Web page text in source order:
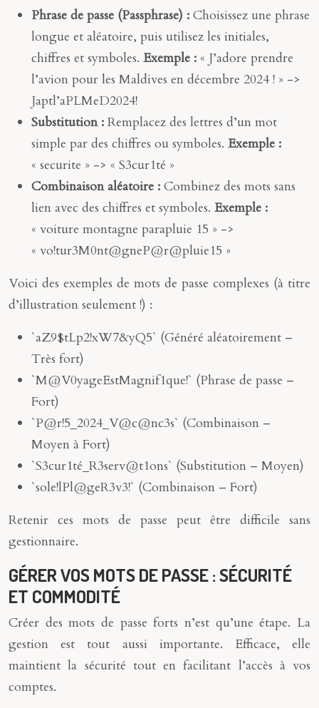
Phrase de passe (Passphrase) : Choisissez une phrase
longue et aléatoire, puis utilisez les initiales,
chiffres et symboles. Exemple : « J’adore prendre
l’avion pour les Maldives en décembre 2024 ! » ->
Japtl’aPLMeD2024!
Substitution : Remplacez des lettres d’un mot
simple par des chiffres ou symboles. Exemple :
« securite » -> « S3cur1té »
Combinaison aléatoire : Combinez des mots sans
lien avec des chiffres et symboles. Exemple :
« voiture montagne parapluie 15 » ->
« vo!tur3M0nt@gneP@r@pluie15 »
Voici des exemples de mots de passe complexes (à titre
d’illustration seulement !) :
`aZ9$tLp2!xW7&yQ5` (Généré aléatoirement –
Très fort)
`M@V0yageEstMagnif1que!` (Phrase de passe –
Fort)
`P@r!5_2024_V@c@nc3s` (Combinaison –
Moyen à Fort)
`S3cur1té_R3serv@t1ons` (Substitution – Moyen)
`sole!lPl@geR3v3!` (Combinaison – Fort)
Retenir ces mots de passe peut être difficile sans
gestionnaire.
GÉRER VOS MOTS DE PASSE : SÉCURITÉ
ET COMMODITÉ
Créer des mots de passe forts n’est qu’une étape. La
gestion est tout aussi importante. Efficace, elle
maintient la sécurité tout en facilitant l’accès à vos
comptes.